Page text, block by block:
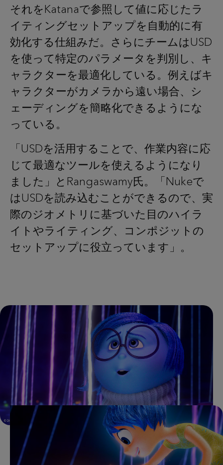
それをKatanaで参照して値に応じたラ
イティングセットアップを自動的に有
効化する仕組みだ。さらにチームはUSD
を使って特定のパラメータを判別し、キ
ャラクターを最適化している。例えばキ
ャラクターがカメラから遠い場合、シ
ェーディングを簡略化できるようにな
っている。
「USDを活用することで、作業内容に応
じて最適なツールを使えるようになり
ました」とRangaswamy氏。「Nukeで
はUSDを読み込むことができるので、実
際のジオメトリに基づいた目のハイラ
イトやライティング、コンポジットの
セットアップに役立っています」。